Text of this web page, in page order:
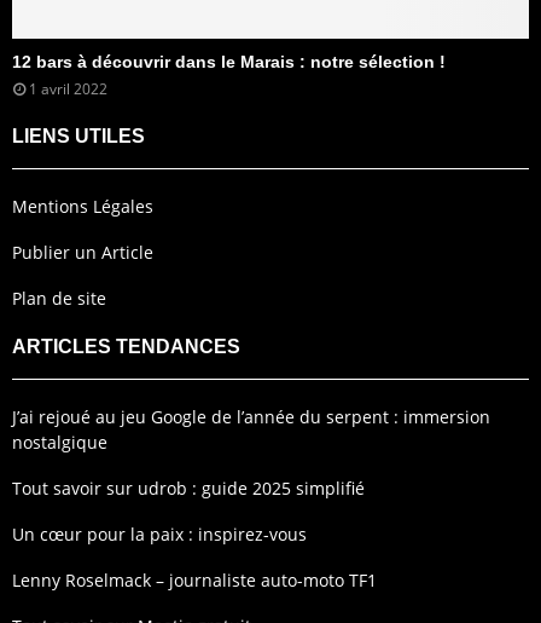
12 bars à découvrir dans le Marais : notre sélection !
1 avril 2022
LIENS UTILES
Mentions Légales
Publier un Article
Plan de site
ARTICLES TENDANCES
J’ai rejoué au jeu Google de l’année du serpent : immersion
nostalgique
Tout savoir sur udrob : guide 2025 simplifié
Un cœur pour la paix : inspirez-vous
Lenny Roselmack – journaliste auto-moto TF1